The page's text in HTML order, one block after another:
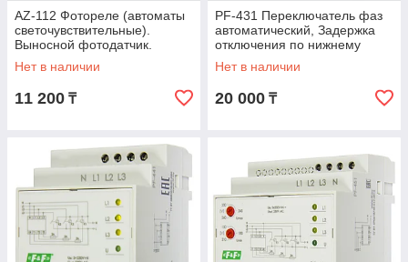
AZ-112 Фотореле (автоматы
светочувствительные).
Выносной фотодатчик.
Максимальный ток нагрузки -
16 А. Din
Нет в наличии
11 200 ₸
PF-431 Переключатель фаз
автоматический, Задержка
отключения по нижнему
порогу, 16А
Нет в наличии
20 000 ₸